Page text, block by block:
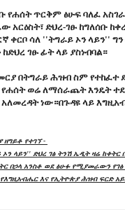
የሐሰት ጥርቅም ፅሁፍ ባለፈ
አርዕስት፣ ድህረ-ገፁ ከግለሰቡ
ቀርቦ ሳለ ''ትግራይ ኦን ላይን''
ገፁ ፊት ላይ ያስነብባል።
በትግራይ ሕዝብ ስም የተከፈተ
የሐሰት ወሬ ለማሰራጨት እንዴት
ነው።በጉዳዩ ላይ
ዘግይቶ የተገኘ -
ላይን'' ድህረ ገፅ ትንሽ ኤዲት ዛሬ
በኃላ አንስቶ ወደ ፅሁፉ የሚያመራውን
እና የኢትዮጵያ ሕዝብ ፍርድ